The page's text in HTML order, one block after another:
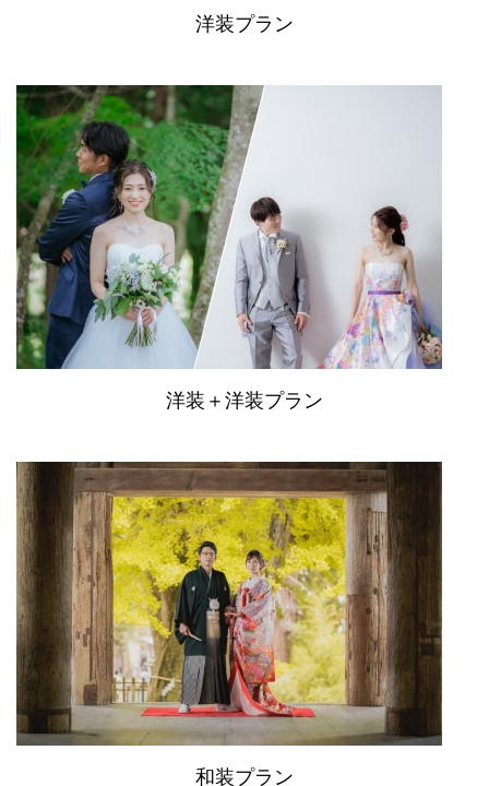
洋装プラン
洋装＋洋装プラン
和装プラン